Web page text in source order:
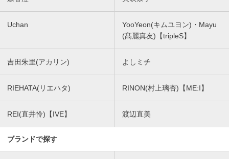
Uchan
YooYeon(キムユヨン)・Mayu
(髙麗真友)【tripleS】
吉田朱里(アカリン) よしミチ
RIEHATA(リエハタ) RINON(村上璃杏)【ME:I】
REI(直井怜)【IVE】 渡辺直美
ブランドで探す